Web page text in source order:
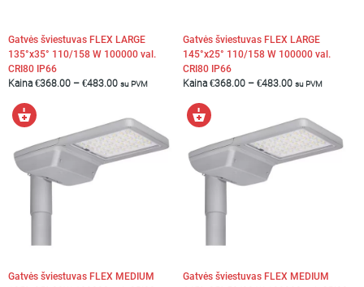
Spalvų atitikimo rodiklis
CRI80
Rust
763
Product categories
VALYTI PASIRINKIMUS
Gatvės šviestuvas FLEX LARGE
135°x35° 110/158 W 100000 val.
CRI80 IP66
Kaina €368.00 – €483.00 su PVM
Gatvės šviestuvas FLEX LARGE
145°x25° 110/158 W 100000 val.
CRI80 IP66
Kaina €368.00– €483.00 su PVM
Gatvės šviestuvas FLEX MEDIUM
Pasirinkti
savybes
Gatvės šviestuvas FLEX MEDIUM
Pasirinkti
savybes